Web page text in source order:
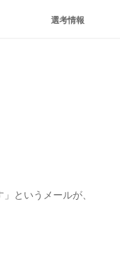
選考情報
というメールが、